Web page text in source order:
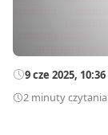
9 cze 2025, 10:36
2 minuty czytania